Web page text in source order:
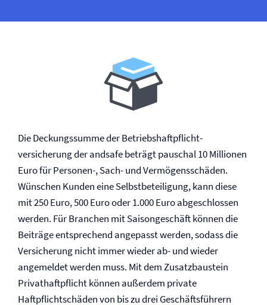
Die Deckungssumme der Betriebs­haftpflicht­
versicherung der andsafe beträgt pauschal 10 Millionen
Euro für Personen-, Sach- und Vermögensschäden.
Wünschen Kunden eine Selbst­beteiligung, kann diese
mit 250 Euro, 500 Euro oder 1.000 Euro abgeschlossen
werden. Für Branchen mit Saisongeschäft können die
Beiträge entsprechend angepasst werden, sodass die
Versicherung nicht immer wieder ab- und wieder
angemeldet werden muss. Mit dem Zusatzbaustein
Privat­haftpflicht können außerdem private
Haftpflichtschäden von bis zu drei Geschäftsführern